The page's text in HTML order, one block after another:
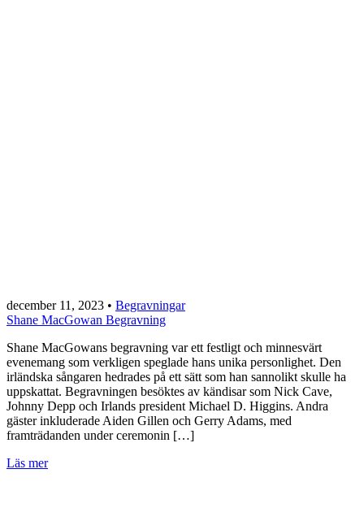
december 11, 2023 • Begravningar
Shane MacGowan Begravning
Shane MacGowans begravning var ett festligt och minnesvärt
evenemang som verkligen speglade hans unika personlighet. Den
irländska sångaren hedrades på ett sätt som han sannolikt skulle ha
uppskattat. Begravningen besöktes av kändisar som Nick Cave,
Johnny Depp och Irlands president Michael D. Higgins. Andra
gäster inkluderade Aiden Gillen och Gerry Adams, med
framträdanden under ceremonin […]
Läs mer